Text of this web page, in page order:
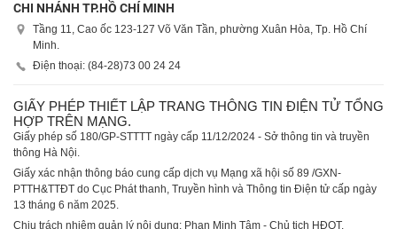
CHI NHÁNH TP.HỒ CHÍ MINH
Tầng 11, Cao ốc 123-127 Võ Văn Tần, phường Xuân Hòa, Tp. Hồ Chí
Minh.
Điện thoại: (84-28)73 00 24 24
GIẤY PHÉP THIẾT LẬP TRANG THÔNG TIN ĐIỆN TỬ TỔNG
HỢP TRÊN MẠNG.
Giấy phép số 180/GP-STTTT ngày cấp 11/12/2024 - Sở thông tin và truyền
thông Hà Nội.
Giấy xác nhận thông báo cung cấp dịch vụ Mạng xã hội số 89 /GXN-
PTTH&TTĐT do Cục Phát thanh, Truyền hình và Thông tin Điện tử cấp ngày
13 tháng 6 năm 2025.
Chịu trách nhiệm quản lý nội dung: Phan Minh Tâm - Chủ tịch HĐQT.